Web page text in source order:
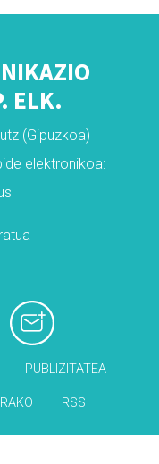
ELK.
(Gipuzkoa)
elektronikoa:
PUBLIZITATEA
RSS